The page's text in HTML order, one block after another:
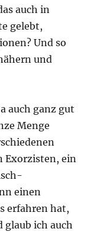
auch in
gelebt,
Und so
und
auch ganz gut
Menge
Exorzisten, ein
einen
erfahren hat,
glaub ich auch